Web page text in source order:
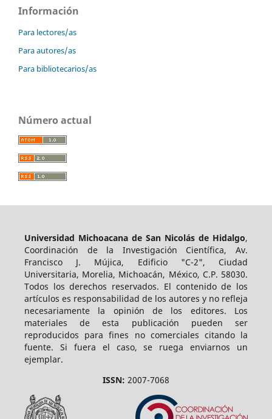
Información
Para lectores/as
Para autores/as
Para bibliotecarios/as
Número actual
Universidad Michoacana de San Nicolás de Hidalgo,
Coordinación de la Investigación Científica, Av.
Francisco J. Mújica, Edificio "C-2", Ciudad
Universitaria, Morelia, Michoacán, México, C.P. 58030.
Todos los derechos reservados. El contenido de los
artículos es responsabilidad de los autores y no refleja
necesariamente la opinión de los editores. Los
materiales de esta publicación pueden ser
reproducidos para fines no comerciales citando la
fuente. Si fuera el caso, se ruega enviarnos un
ejemplar.
ISSN: 2007-7068